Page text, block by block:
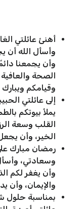
أهنئ عائلتي
وأسأل الله أن
وأن يجمعنا
الصحة
وقيامكم ويبارك
إلى عائلتي
يملأ بيوتكم
القلب وسعة
الخير، وأن
رمضان مبارك
وسعادتي،
وأن يغفر لكم
والإيمان، وأن
بمناسبة حلول